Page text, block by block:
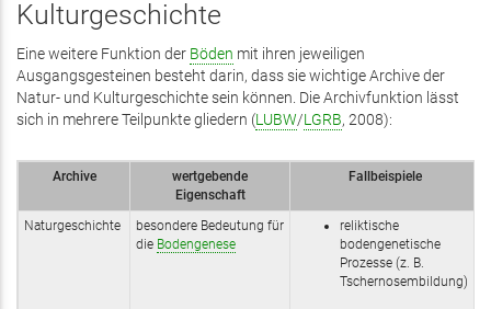
Kulturgeschichte
Eine weitere Funktion der Böden mit ihren jeweiligen
Ausgangsgesteinen besteht darin, dass sie wichtige Archive der
Natur- und Kulturgeschichte sein können. Die Archivfunktion lässt
sich in mehrere Teilpunkte gliedern (LUBW/LGRB, 2008):
Archive
wertgebende
Eigenschaft
Fallbeispiele
Naturgeschichte
besondere Bedeutung für
die Bodengenese
reliktische
bodengenetische
Prozesse (z. B.
Tschernosembildung)